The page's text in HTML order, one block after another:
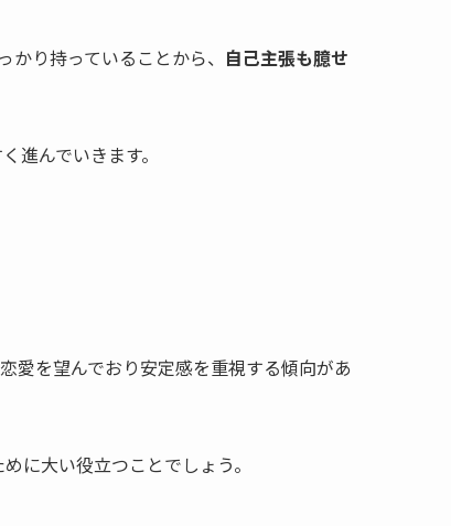
り持っていることから、 自己主張も臆せ
進んでいきます。
愛を望んでおり安定感を重視する傾向があ
に大い役立つことでしょう。